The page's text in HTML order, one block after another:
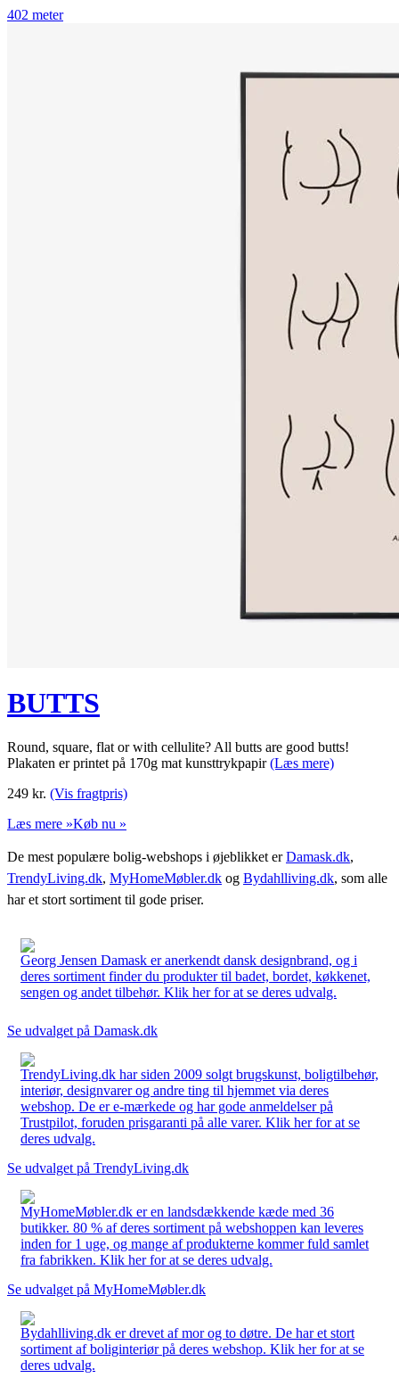
402 meter
BUTTS
Round, square, flat or with cellulite? All butts are good butts!
Plakaten er printet på 170g mat kunsttrykpapir(Læs mere)
249 kr. (Vis fragtpris)
Læs mere »Køb nu »
De mest populære bolig-webshops i øjeblikket erDamask.dk,
TrendyLiving.dk, MyHomeMøbler.dk og Bydahlliving.dk, som alle
har et stort sortiment til gode priser.
Georg Jensen Damask er anerkendt dansk designbrand, og i
deres sortiment finder du produkter til badet, bordet, køkkenet,
sengen og andet tilbehør. Klik her for at se deres udvalg.
Se udvalget på Damask.dk
TrendyLiving.dk har siden 2009 solgt brugskunst, boligtilbehør,
interiør, designvarer og andre ting til hjemmet via deres
webshop. De er e-mærkede og har gode anmeldelser på
Trustpilot, foruden prisgaranti på alle varer. Klik her for at se
deres udvalg.
Se udvalget på TrendyLiving.dk
MyHomeMøbler.dk er en landsdækkende kæde med 36
butikker. 80 % af deres sortiment på webshoppen kan leveres
inden for 1 uge, og mange af produkterne kommer fuld samlet
fra fabrikken. Klik her for at se deres udvalg.
Se udvalget på MyHomeMøbler.dk
Bydahlliving.dk er drevet af mor og to døtre. De har et stort
sortiment af boliginteriør på deres webshop. Klik her for at se
deres udvalg.